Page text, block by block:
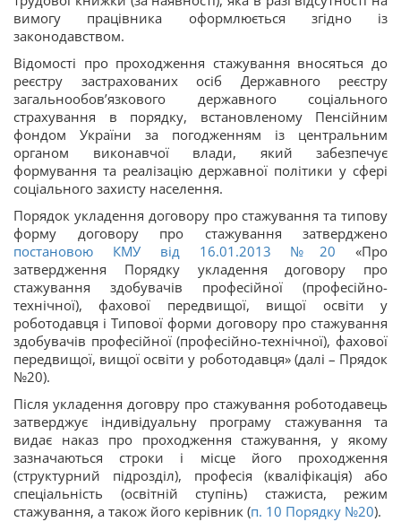
вимогу працівника оформлюється згідно із
законодавством.
Відомості про проходження стажування вносяться до
реєстру застрахованих осіб Державного реєстру
загальнообов’язкового державного соціального
страхування в порядку, встановленому Пенсійним
фондом України за погодженням із центральним
органом виконавчої влади, який забезпечує
формування та реалізацію державної політики у сфері
соціального захисту населення.
Порядок укладення договору про стажування та типову
форму договору про стажування затверджено
постановою КМУ від 16.01.2013 №20 «Про
затвердження Порядку укладення договору про
стажування здобувачів професійної (професійно-
технічної), фахової передвищої, вищої освіти у
роботодавця і Типової форми договору про стажування
здобувачів професійної (професійно-технічної), фахової
передвищої, вищої освіти у роботодавця» (далі – Прядок
№20).
Після укладення договру про стажування роботодавець
затверджує індивідуальну програму стажування та
видає наказ про проходження стажування, у якому
зазначаються строки і місце його проходження
(структурний підрозділ), професія (кваліфікація) або
спеціальність (освітній ступінь) стажиста, режим
стажування, а також його керівник (п. 10 Порядку №20).